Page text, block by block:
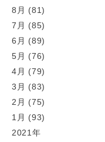
8月 (81)
7月 (85)
6月 (89)
5月 (76)
4月 (79)
3月 (83)
2月 (75)
1月 (93)
2021年